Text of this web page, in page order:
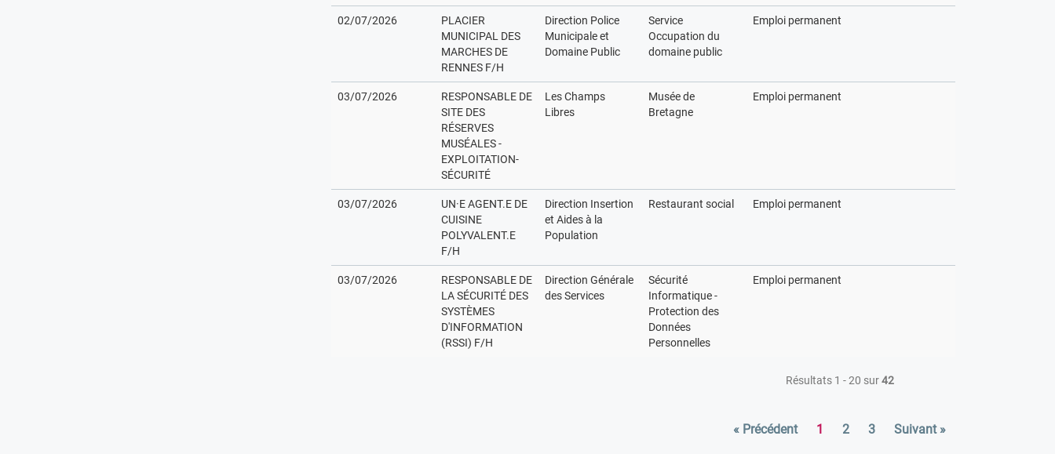
02/07/2026
PLACIER
MUNICIPAL DES
MARCHES DE
RENNES F/H
Direction Police
Municipale et
Domaine Public
Service
Occupation du
domaine public
Emploi permanent
03/07/2026
RESPONSABLE DE
SITE DES
RÉSERVES
MUSÉALES -
EXPLOITATION-
SÉCURITÉ
Les Champs
Libres
Musée de
Bretagne
Emploi permanent
03/07/2026
UN·E AGENT.E DE
CUISINE
POLYVALENT.E
F/H
Direction Insertion
et Aides à la
Population
Restaurant social Emploi permanent
03/07/2026
RESPONSABLE DE
LA SÉCURITÉ DES
SYSTÈMES
D'INFORMATION
(RSSI) F/H
Direction Générale
des Services
Sécurité
Informatique -
Protection des
Données
Personnelles
Emploi permanent
Résultats 1 - 20 sur42
« Précédent 1 2 3 Suivant »